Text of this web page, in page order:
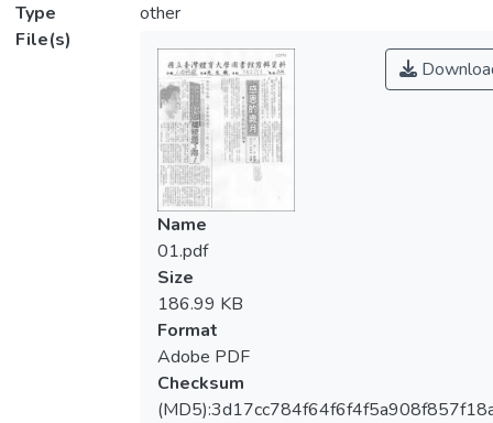
Type
other
File(s)
Name
01.pdf
Size
186.99 KB
Format
Adobe PDF
Checksum